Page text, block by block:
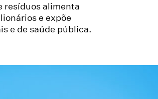
resíduos alimenta
e expõe
e de saúde pública.